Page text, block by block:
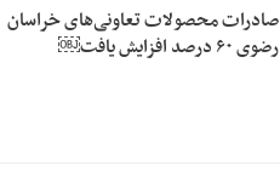
صادرات محصولات تعاونی‌های خراسان
رضوی ۶۰ درصد افزایش یافت￼